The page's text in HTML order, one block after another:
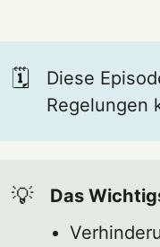
🗓️
Diese
Regelungen
💡
Das